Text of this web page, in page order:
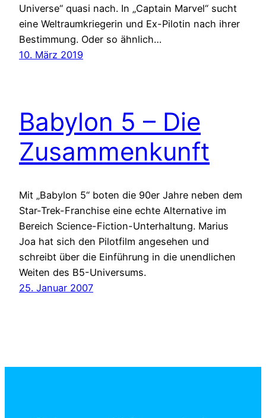
Universe“ quasi nach. In „Captain Marvel“ sucht
eine Weltraumkriegerin und Ex-Pilotin nach ihrer
Bestimmung. Oder so ähnlich…
10. März 2019
Babylon 5 – Die
Zusammenkunft
Mit „Babylon 5“ boten die 90er Jahre neben dem
Star-Trek-Franchise eine echte Alternative im
Bereich Science-Fiction-Unterhaltung. Marius
Joa hat sich den Pilotfilm angesehen und
schreibt über die Einführung in die unendlichen
Weiten des B5-Universums.
25. Januar 2007